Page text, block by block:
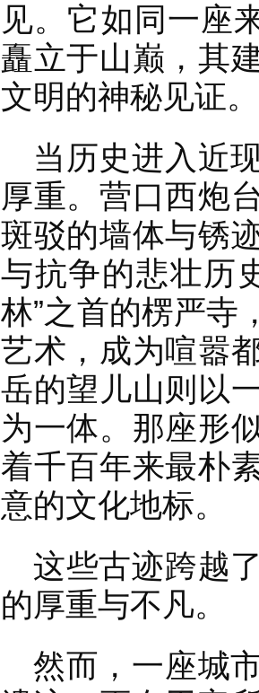
见。它如同一座
矗立于山巅，其
文明的神秘见证。
当历史进入近
厚重。营口西炮
斑驳的墙体与锈
与抗争的悲壮历
林”之首的楞严寺
艺术，成为喧嚣
岳的望儿山则以
为一体。那座形
着千百年来最朴
意的文化地标。
这些古迹跨越
的厚重与不凡。
然而，一座城